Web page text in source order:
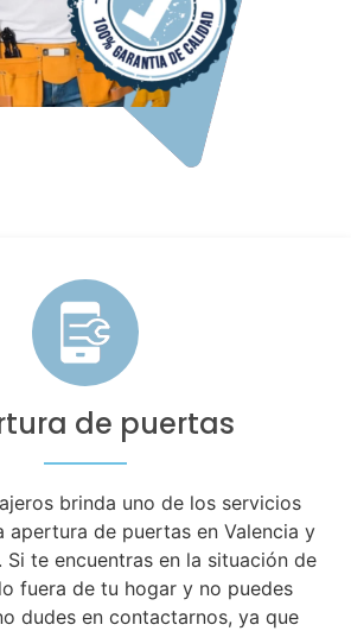
de puertas
brinda uno de los servicios
apertura de puertas en Valencia y
Si te encuentras en la situación de
fuera de tu hogar y no puedes
dudes en contactarnos, ya que